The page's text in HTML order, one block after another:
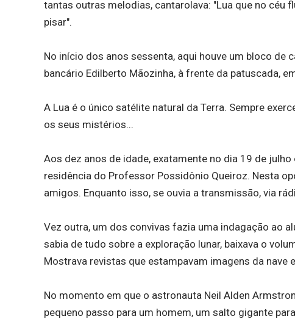
tantas outras melodias, cantarolava: "Lua que no céu
pisar".
No início dos anos sessenta, aqui houve um bloco de
bancário Edilberto Mãozinha, à frente da patuscada,
A Lua é o único satélite natural da Terra. Sempre
os seus mistérios...
Aos dez anos de idade, exatamente no dia 19 de
residência do Professor Possidônio Queiroz. Nesta
amigos. Enquanto isso, se ouvia a transmissão, via
Vez outra, um dos convivas fazia uma indagação ao
sabia de tudo sobre a exploração lunar, baixava o
Mostrava revistas que estampavam imagens da nave
No momento em que o astronauta Neil Alden
pequeno passo para um homem, um salto gigante